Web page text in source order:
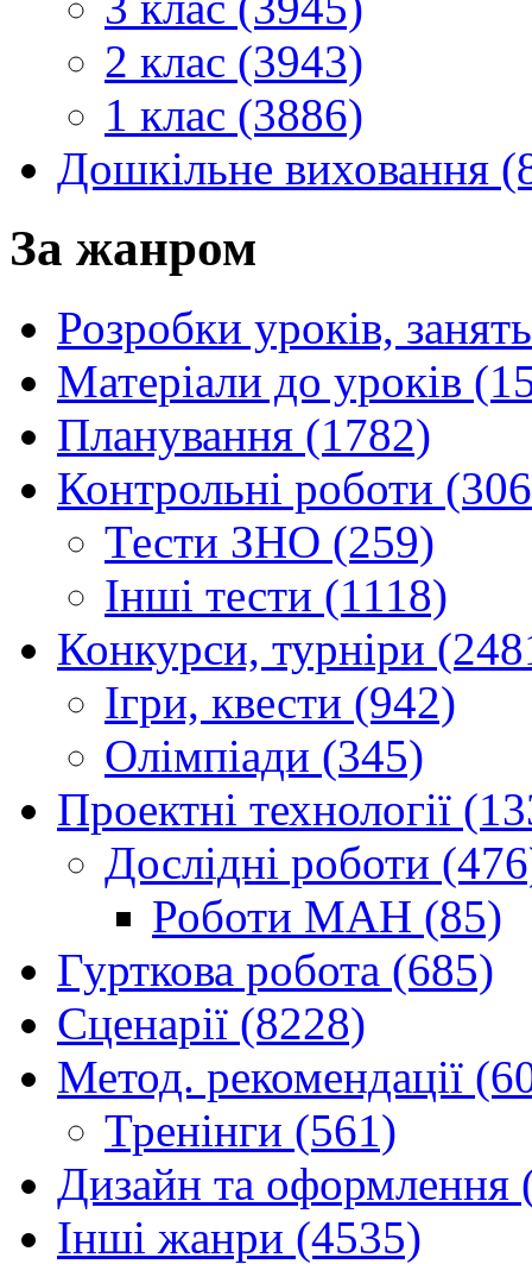
2 клас (3943)
1 клас (3886)
Дошкільне виховання
За жанром
Розробки уроків,
Матеріали до уроків
Планування (1782)
Контрольні роботи
Тести ЗНО (259)
Інші тести (1118)
Конкурси, турніри
Ігри, квести (942)
Олімпіади (345)
Проектні технології
Дослідні роботи
Роботи МАН (85)
Гурткова робота (685)
Сценарії (8228)
Метод. рекомендації
Тренінги (561)
Дизайн та оформлення
Інші жанри (4535)